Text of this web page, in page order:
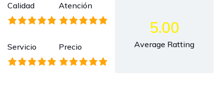
Calidad Atención
Servicio Precio
5.00
Average Ratting